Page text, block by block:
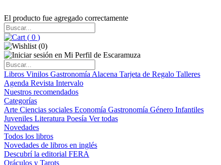
El producto fue agregado correctamente
( 0 )
(0)
Libros Vinilos Gastronomía Alacena Tarjeta de Regalo Talleres
Agenda Revista Intervalo
Nuestros recomendados
Categorías
Arte Ciencias sociales Economía Gastronomía Género Infantiles
Juveniles Literatura Poesía Ver todas
Novedades
Todos los libros
Novedades de libros en inglés
Descubrí la editorial FERA
Oráculos y Tarots